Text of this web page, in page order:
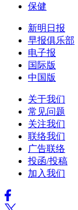
保健
新明日报
早报俱乐部
电子报
国际版
中国版
关于我们
常见问题
关注我们
联络我们
广告联络
投函/投稿
加入我们